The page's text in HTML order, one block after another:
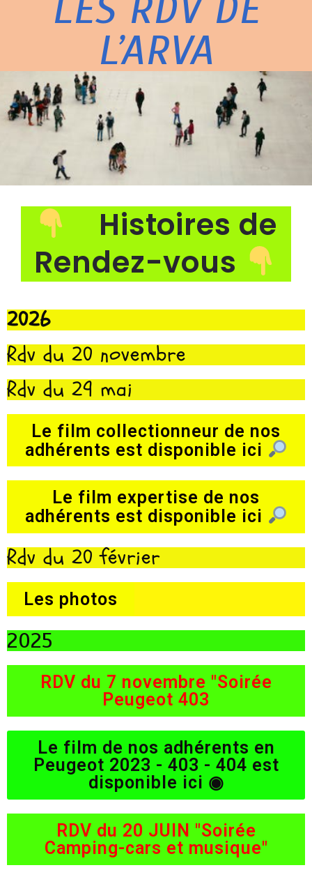
L’ARVA
Histoires de
Rendez-vous
2026
Rdv du 20 novembre
Rdv du 29 mai
Le film collectionneur de nos
adhérents est disponible ici
Le film expertise de nos
adhérents est disponible ici
Rdv du 20 février
Les photos
2025
RDV du 7 novembre "Soirée
Peugeot 403
Le film de nos adhérents en
Peugeot 2023 - 403 - 404 est
disponible ici ◉
RDV du 20 JUIN "Soirée
Camping-cars et musique"